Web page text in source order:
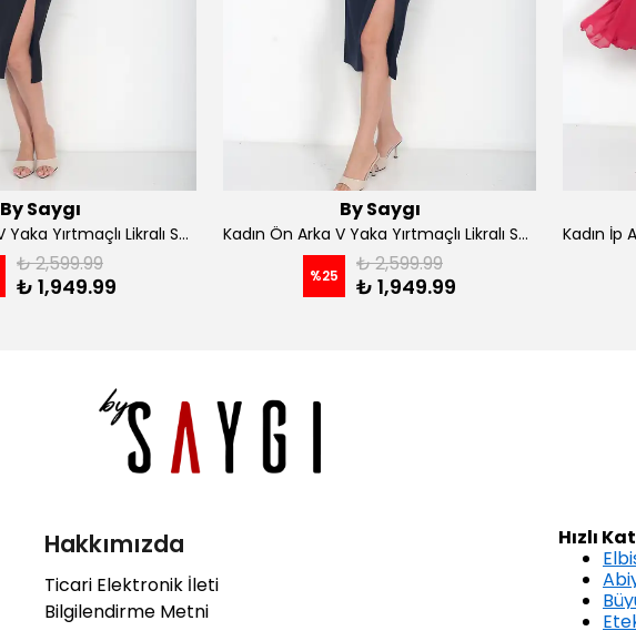
By Saygı
Kadın Ön Arka V Yaka Yırtmaçlı Likralı Scuba Midi Elbise - Siyah
₺ 2,599.99
₺ 1,949.99
By Saygı
Kadın Ön Arka V Yaka Yırtmaçlı Likralı Scuba Midi Elbise - Lacivert
%25 ₺ 2,599.99
₺ 1,949.99
Hakkımızda
Ticari Elektronik İleti
Bilgilendirme Metni
Hızlı